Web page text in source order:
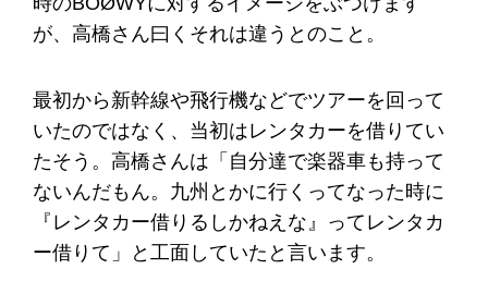
が、高橋さん曰くそれは違うとのこと。
最初から新幹線や飛行機などでツアーを回って
いたのではなく、当初はレンタカーを借りてい
たそう。高橋さんは「自分達で楽器車も持って
ないんだもん。九州とかに行くってなった時に
『レンタカー借りるしかねえな』ってレンタカ
ー借りて」と工面していたと言います。